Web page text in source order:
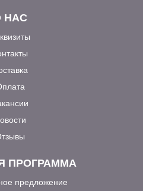
НАС
ПРОГРАММА
предложение